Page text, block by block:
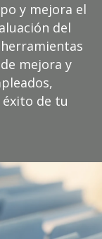
y mejora el
del
mejora y
de tu